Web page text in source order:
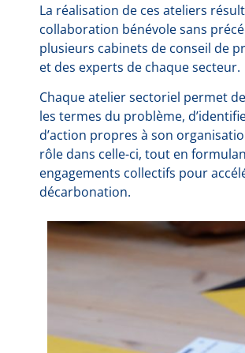
La réalisation de ces ateliers
collaboration bénévole sans
plusieurs cabinets de conseil de
et des experts de chaque secteur.
Chaque atelier sectoriel permet
les termes du problème,
d’action propres à son
rôle dans celle-ci, tout en
engagements collectifs pour
décarbonation.